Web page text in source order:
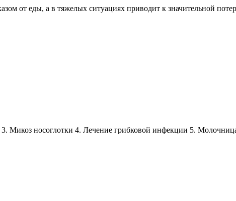
от еды, а в тяжелых ситуациях приводит к значительной
Микоз носоглотки 4. Лечение грибковой инфекции 5.